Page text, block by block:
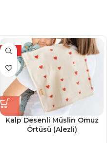
YENİ
Kalp Desenli Müslin Omuz
Örtüsü (Alezli)